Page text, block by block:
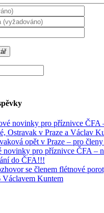
novinky pro příznivce ČFA
Ostravak v Praze a Václav
opět v Praze – pro
novinky pro příznivce ČFA –
do ČFA!!!
se členem flétnové
Václavem Kuntem